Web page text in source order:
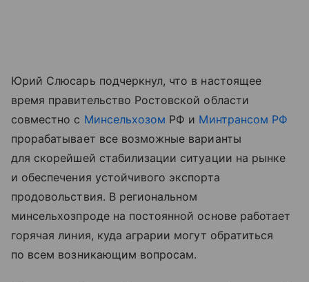
Юрий Слюсарь подчеркнул, что в настоящее
время правительство Ростовской области
совместно с Минсельхозом РФ и Минтрансом РФ
прорабатывает все возможные варианты
для скорейшей стабилизации ситуации на рынке
и обеспечения устойчивого экспорта
продовольствия. В региональном
минсельхозпроде на постоянной основе работает
горячая линия, куда аграрии могут обратиться
по всем возникающим вопросам.